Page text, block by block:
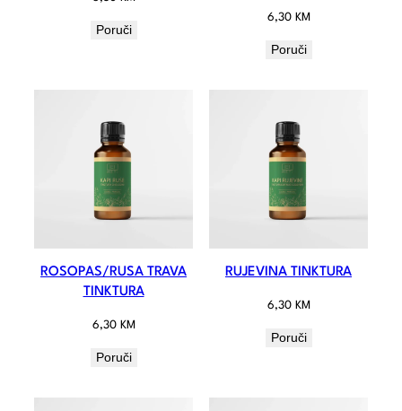
Poruči
6,30 KM
Poruči
ROSOPAS/RUSA TRAVA
TINKTURA
6,30 KM
Poruči
RUJEVINA TINKTURA
6,30 KM
Poruči